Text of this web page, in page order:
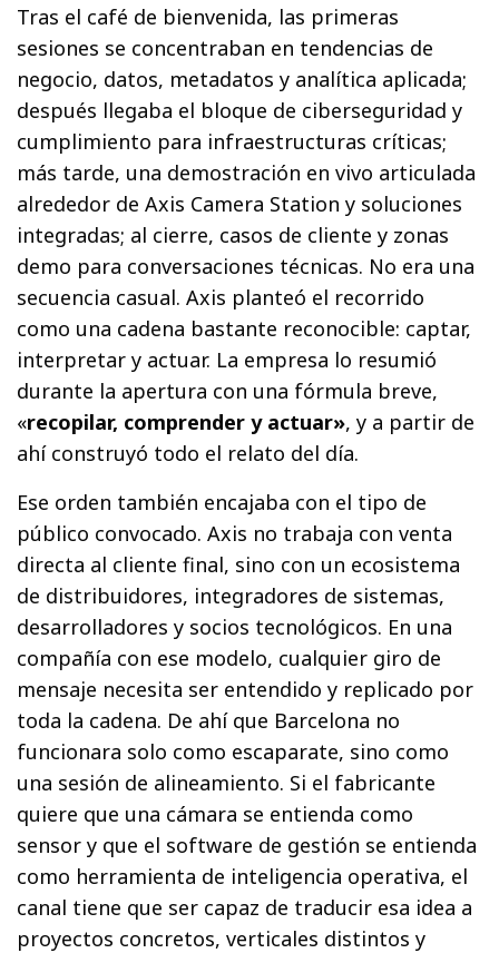
Tras el café de bienvenida, las primeras
sesiones se concentraban en tendencias de
negocio, datos, metadatos y analítica aplicada;
después llegaba el bloque de ciberseguridad y
cumplimiento para infraestructuras críticas;
más tarde, una demostración en vivo articulada
alrededor de Axis Camera Station y soluciones
integradas; al cierre, casos de cliente y zonas
demo para conversaciones técnicas. No era una
secuencia casual. Axis planteó el recorrido
como una cadena bastante reconocible: captar,
interpretar y actuar. La empresa lo resumió
durante la apertura con una fórmula breve,
«recopilar, comprender y actuar», y a partir de
ahí construyó todo el relato del día.
Ese orden también encajaba con el tipo de
público convocado. Axis no trabaja con venta
directa al cliente final, sino con un ecosistema
de distribuidores, integradores de sistemas,
desarrolladores y socios tecnológicos. En una
compañía con ese modelo, cualquier giro de
mensaje necesita ser entendido y replicado por
toda la cadena. De ahí que Barcelona no
funcionara solo como escaparate, sino como
una sesión de alineamiento. Si el fabricante
quiere que una cámara se entienda como
sensor y que el software de gestión se entienda
como herramienta de inteligencia operativa, el
canal tiene que ser capaz de traducir esa idea a
proyectos concretos, verticales distintos y